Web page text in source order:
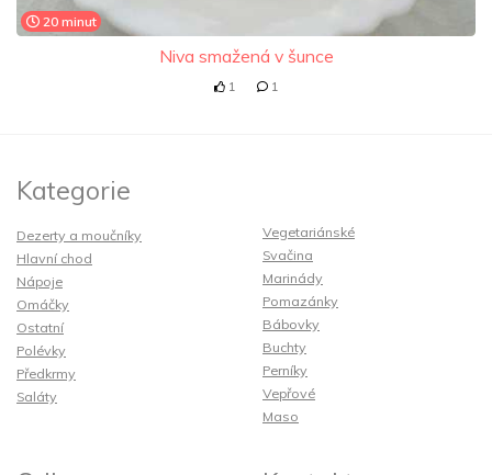
20 minut
Niva smažená v šunce
1 1
Kategorie
Dezerty a moučníky
Hlavní chod
Nápoje
Omáčky
Ostatní
Polévky
Předkrmy
Saláty
Vegetariánské
Svačina
Marinády
Pomazánky
Bábovky
Buchty
Perníky
Vepřové
Maso